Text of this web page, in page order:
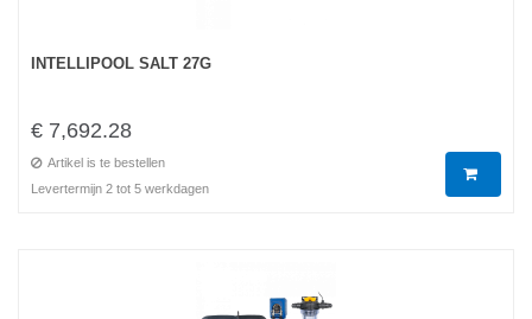
INTELLIPOOL SALT 27G
€ 7,692.28
Artikel is te bestellen
Levertermijn 2 tot 5 werkdagen